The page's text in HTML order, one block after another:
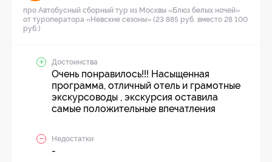
про Автобусный сборный тур из Москвы «Блюз белых ночей»
от туроператора «Невские сезоны» (23 885 руб. вместо 28 100
руб.)
Достоинства
Очень понравилось!!! Насыщенная
программа, отличный отель и грамотные
экскурсоводы , экскурсия оставила
самые положительные впечатления
Недостатки
-